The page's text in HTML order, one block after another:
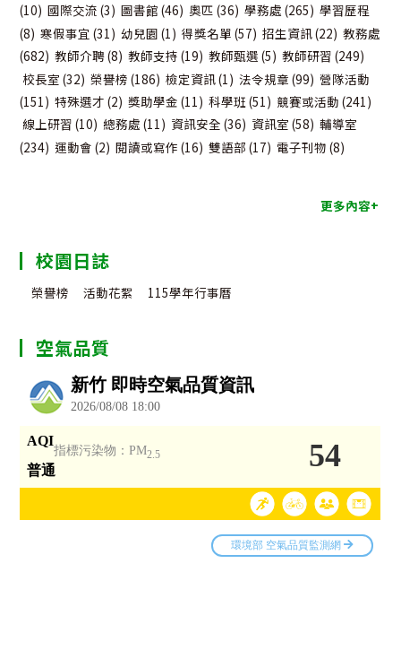
(10) 國際交流 (3) 圖書館 (46) 奧匹 (36) 學務處 (265) 學習歷程
(8) 寒假事宜 (31) 幼兒園 (1) 得獎名單 (57) 招生資訊(22) 教務處
(682) 教師介聘(8) 教師支持 (19) 教師甄選 (5) 教師研習 (249)
校長室 (32) 榮譽榜 (186) 檢定資訊(1) 法令規章 (99) 營隊活動
(151) 特殊選才 (2) 獎助學金 (11) 科學班(51) 競賽或活動 (241)
線上研習 (10) 總務處 (11) 資訊安全 (36) 資訊室 (58) 輔導室
(234) 運動會 (2) 閱讀或寫作 (16) 雙語部 (17) 電子刊物 (8)
更多內容+
校園日誌
榮譽榜 活動花絮 115學年行事曆
空氣品質